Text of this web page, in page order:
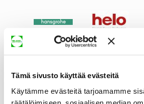
Tämä sivusto käyttää evästeitä
Käytämme evästeitä tarjoamamme